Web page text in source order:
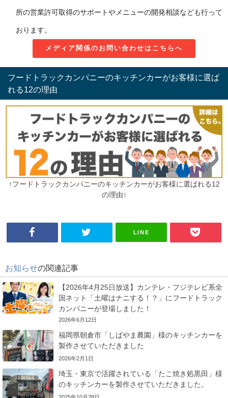
所の営業許可取得のサポートやメニューの開発相談なども行って
おります。
メディア関係のお問い合わせはこちらへ
フードトラックカンパニーのキッチンカーがお客様に選ば
れる12の理由
↑フードトラックカンパニーのキッチンカーがお客様に選ばれる12
の理由↑
LINE
お知らせの関連記事
【2026年4月25日放送】カンテレ・フジテレビ系全
国ネット「土曜はナニする！？」にフードトラック
カンパニーが登場しました！
2026年6月12日
福岡県朝倉市「しばやま農園」様のキッチンカーを
製作させていただきました
2026年2月1日
埼玉・東京で活躍されている「たこ焼き処黒田」様
のキッチンカーを製作させていただきました。